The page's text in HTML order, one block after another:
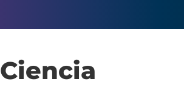
Ciencia